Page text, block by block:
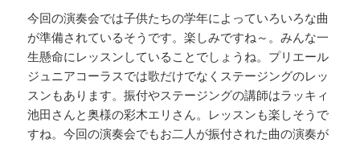
今回の演奏会では子供たちの学年によっていろいろな曲
が準備されているそうです。楽しみですね～。みんな一
生懸命にレッスンしていることでしょうね。プリエール
ジュニアコーラスでは歌だけでなくステージングのレッ
スンもあります。振付やステージングの講師はラッキィ
池田さんと奥様の彩木エリさん。レッスンも楽しそうで
すね。今回の演奏会でもお二人が振付された曲の演奏が